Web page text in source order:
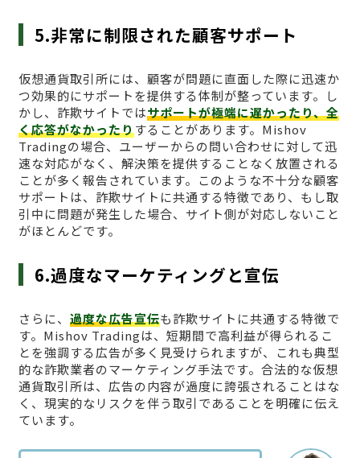
5.非常に制限された顧客サポート
仮想通貨取引所には、顧客が問題に直面した際に迅速か
つ効果的にサポートを提供する体制が整っています。し
かし、詐欺サイトではサポートが極端に遅かったり、全
く応答がなかったりすることがあります。Mishov
Tradingの場合、ユーザーからの問い合わせに対して迅
速な対応がなく、解決策を提供することなく放置される
ことが多く報告されています。このような不十分な顧客
サポートは、詐欺サイトに共通する特徴であり、もし取
引中に問題が発生した場合、サイト側が対応しないこと
がほとんどです。
6.過度なマーケティングと宣伝
さらに、 過度な広告宣伝も詐欺サイトに共通する特徴で
す。Mishov Tradingは、短期間で高利益が得られるこ
とを強調する広告が多く見受けられますが、これも典型
的な詐欺業者のマーケティング手法です。合法的な仮想
通貨取引所は、広告の内容が過度に誇張されることはな
く、現実的なリスクを伴う取引であることを明確に伝え
ています。